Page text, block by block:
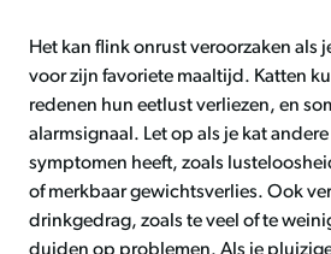
Het kan flink onrust veroorzaken als
voor zijn favoriete maaltijd. Katten
redenen hun eetlust verliezen, en
alarmsignaal. Let op als je kat
symptomen heeft, zoals
of merkbaar gewichtsverlies. Ook
drinkgedrag, zoals te veel of te